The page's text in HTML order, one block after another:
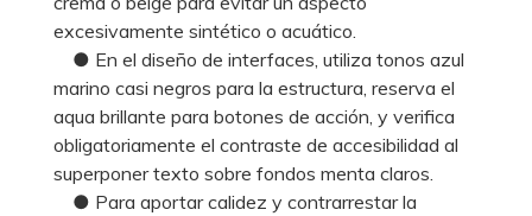
excesivamente sintético o acuático.
● En el diseño de interfaces, utiliza tonos azul
marino casi negros para la estructura, reserva el
aqua brillante para botones de acción, y verifica
obligatoriamente el contraste de accesibilidad al
superponer texto sobre fondos menta claros.
● Para aportar calidez y contrarrestar la